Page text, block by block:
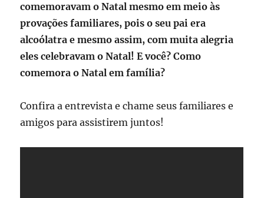
comemoravam o Natal mesmo em meio às
provações familiares, pois o seu pai era
alcoólatra e mesmo assim, com muita alegria
eles celebravam o Natal! E você? Como
comemora o Natal em família?
Confira a entrevista e chame seus familiares e
amigos para assistirem juntos!